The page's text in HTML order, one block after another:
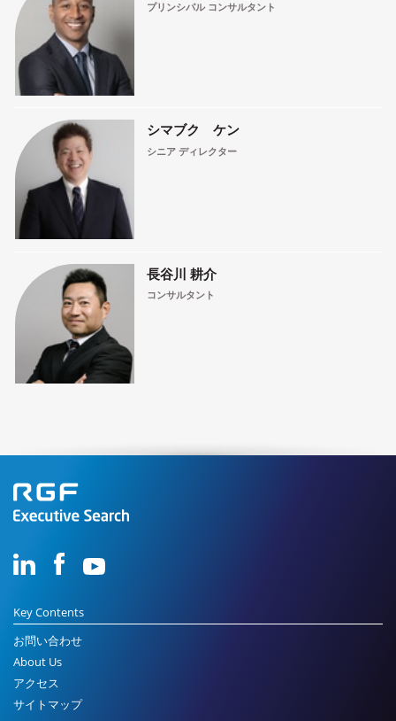
プリンシパル コンサルタント
シマブク ケン
シニア ディレクター
長谷川 耕介
コンサルタント
Key Contents
お問い合わせ
About Us
アクセス
サイトマップ